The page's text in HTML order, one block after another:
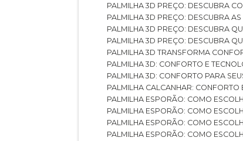
PALMILHA 3D PREÇO: DESCUBRA
PALMILHA 3D PREÇO: DESCUBRA
PALMILHA 3D PREÇO: DESCUBRA
PALMILHA 3D PREÇO: DESCUBRA
PALMILHA 3D TRANSFORMA
PALMILHA 3D: CONFORTO E
PALMILHA 3D: CONFORTO PARA
PALMILHA CALCANHAR: CONFORTO
PALMILHA ESPORÃO: COMO
PALMILHA ESPORÃO: COMO
PALMILHA ESPORÃO: COMO
PALMILHA ESPORÃO: COMO